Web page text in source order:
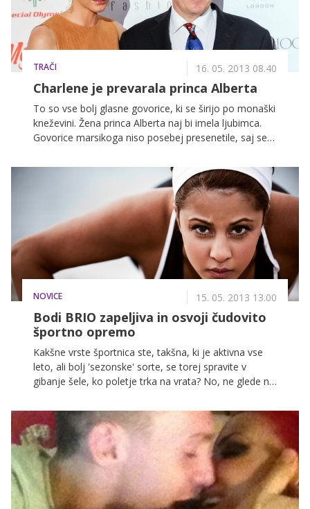
TRAČI 16. 05. 2013 08.40
Charlene je prevarala princa Alberta
To so vse bolj glasne govorice, ki se širijo po monaški
kneževini. Žena princa Alberta naj bi imela ljubimca.
Govorice marsikoga niso posebej presenetile, saj se
pobegniti. Kasneje se je sicer ugibalo, ali nekdanja
plavalka pričakuje prestolonaslednika, a nosečnosti ni
in ni. Zdaj se je pojavil ljubimec …
NOVICE 15. 05. 2013 13.00
Bodi BRIO zapeljiva in osvoji čudovito
športno opremo
Kakšne vrste športnica ste, takšna, ki je aktivna vse
leto, ali bolj 'sezonske' sorte, se torej spravite v
gibanje šele, ko poletje trka na vrata? No, ne glede na
potijo, lepo urejene, vas vabimo, da sodelujete v
nagrad igri, v kateri bomo dve srečnici razveselili s
ćudovito športno opremo.